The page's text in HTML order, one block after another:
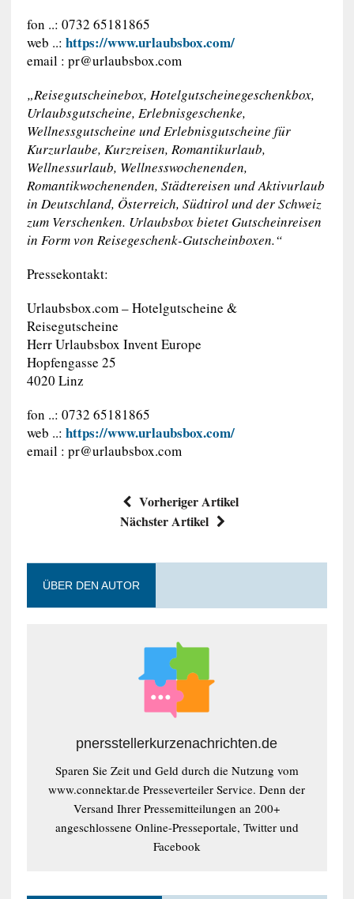
fon ..: 0732 65181865
web ..: https://www.urlaubsbox.com/
email : pr@urlaubsbox.com
„Reisegutscheinebox, Hotelgutscheinegeschenkbox,
Urlaubsgutscheine, Erlebnisgeschenke,
Wellnessgutscheine und Erlebnisgutscheine für
Kurzurlaube, Kurzreisen, Romantikurlaub,
Wellnessurlaub, Wellnesswochenenden,
Romantikwochenenden, Städtereisen und Aktivurlaub
in Deutschland, Österreich, Südtirol und der Schweiz
zum Verschenken. Urlaubsbox bietet Gutscheinreisen
in Form von Reisegeschenk-Gutscheinboxen.“
Pressekontakt:
Urlaubsbox.com – Hotelgutscheine &
Reisegutscheine
Herr Urlaubsbox Invent Europe
Hopfengasse 25
4020 Linz
fon ..: 0732 65181865
web ..: https://www.urlaubsbox.com/
email : pr@urlaubsbox.com
Vorheriger Artikel
Nächster Artikel
ÜBER DEN AUTOR
pnersstellerkurzenachrichten.de
Sparen Sie Zeit und Geld durch die Nutzung vom
www.connektar.de Presseverteiler Service. Denn der
Versand Ihrer Pressemitteilungen an 200+
angeschlossene Online-Presseportale, Twitter und
Facebook